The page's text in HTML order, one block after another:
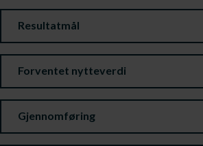
Resultatmål
Forventet nytteverdi
Gjennomføring